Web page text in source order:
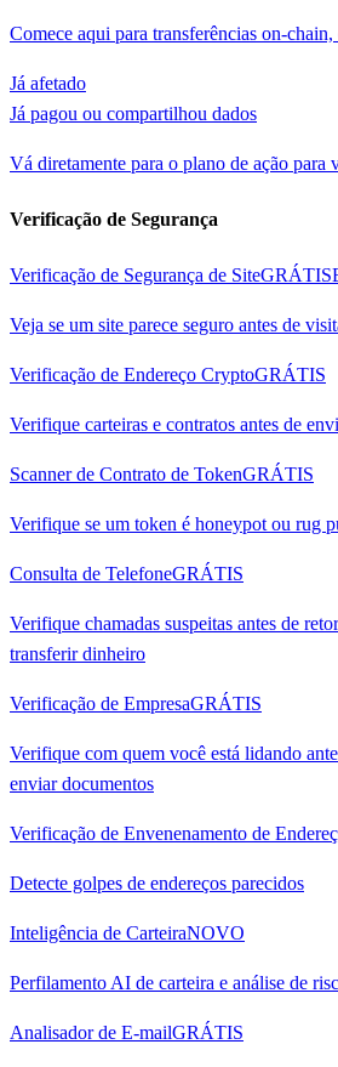
Comece aqui para transferências on-chain,
Já afetado
Já pagou ou compartilhou dados
Vá diretamente para o plano de ação para
Verificação de Segurança
Verificação de Segurança de SiteGRÁTIS
Veja se um site parece seguro antes de
Verificação de Endereço CryptoGRÁTIS
Verifique carteiras e contratos antes de
Scanner de Contrato de TokenGRÁTIS
Verifique se um token é honeypot ou rug
Consulta de TelefoneGRÁTIS
Verifique chamadas suspeitas antes de
transferir dinheiro
Verificação de EmpresaGRÁTIS
Verifique com quem você está lidando
enviar documentos
Verificação de Envenenamento de
Detecte golpes de endereços parecidos
Inteligência de CarteiraNOVO
Perfilamento AI de carteira e análise de
Analisador de E-mailGRÁTIS